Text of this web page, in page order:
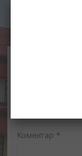
Коментар *